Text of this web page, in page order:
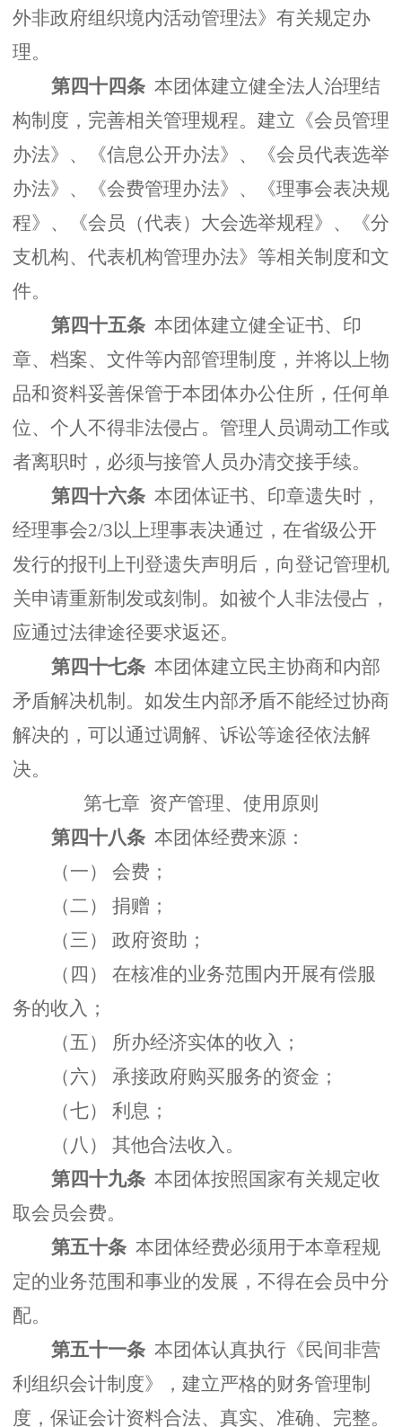
外非政府组织境内活动管理法》有关规定办
理。
第四十四条 本团体建立健全法人治理结
构制度，完善相关管理规程。建立《会员管理
办法》、《信息公开办法》、《会员代表选举
办法》、《会费管理办法》、《理事会表决规
程》、《会员（代表）大会选举规程》、《分
支机构、代表机构管理办法》等相关制度和文
件。
第四十五条 本团体建立健全证书、印
章、档案、文件等内部管理制度，并将以上物
品和资料妥善保管于本团体办公住所，任何单
位、个人不得非法侵占。管理人员调动工作或
者离职时，必须与接管人员办清交接手续。
第四十六条 本团体证书、印章遗失时，
经理事会2/3以上理事表决通过，在省级公开
发行的报刊上刊登遗失声明后，向登记管理机
关申请重新制发或刻制。如被个人非法侵占，
应通过法律途径要求返还。
第四十七条 本团体建立民主协商和内部
矛盾解决机制。如发生内部矛盾不能经过协商
解决的，可以通过调解、诉讼等途径依法解
决。
第七章 资产管理、使用原则
第四十八条 本团体经费来源：
（一） 会费；
（二） 捐赠；
（三） 政府资助；
（四） 在核准的业务范围内开展有偿服
务的收入；
（五） 所办经济实体的收入；
（六） 承接政府购买服务的资金；
（七） 利息；
（八） 其他合法收入。
第四十九条 本团体按照国家有关规定收
取会员会费。
第五十条 本团体经费必须用于本章程规
定的业务范围和事业的发展，不得在会员中分
配。
第五十一条 本团体认真执行《民间非营
利组织会计制度》，建立严格的财务管理制
度，保证会计资料合法、真实、准确、完整。